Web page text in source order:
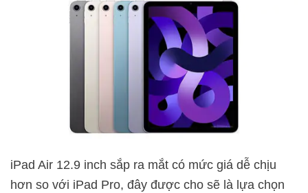
iPad Air 12.9 inch sắp ra mắt có mức giá dễ chịu
hơn so với iPad Pro, đây được cho sẽ là lựa chọn